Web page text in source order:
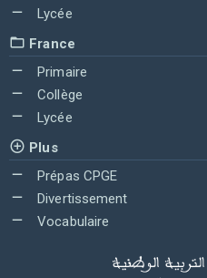
Lycée
France
Primaire
Collège
Lycée
Plus
Prépas CPGE
Divertissement
Vocabulaire